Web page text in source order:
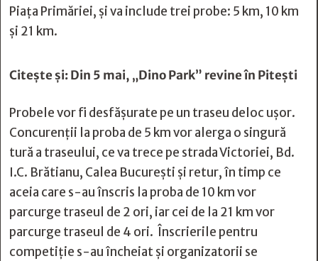
Piața Primăriei, și va include trei probe: 5 km, 10 km
și 21 km.
Citește și:Din 5 mai, „Dino Park” revine în Pitești
Probele vor fi desfășurate pe un traseu deloc ușor.
Concurenții la proba de 5 km vor alerga o singură
tură a traseului, ce va trece pe strada Victoriei, Bd.
I.C. Brătianu, Calea București și retur, în timp ce
aceia care s-au înscris la proba de 10 km vor
parcurge traseul de 2 ori, iar cei de la 21 km vor
parcurge traseul de 4 ori. Înscrierile pentru
competiție s-au încheiat și organizatorii se